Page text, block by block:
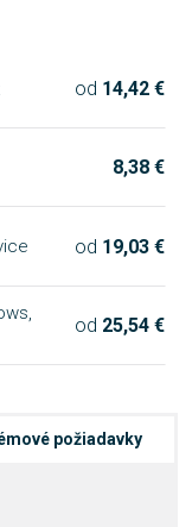
od 14,42 €
8,38 €
od 19,03 €
od 25,54 €
požiadavky